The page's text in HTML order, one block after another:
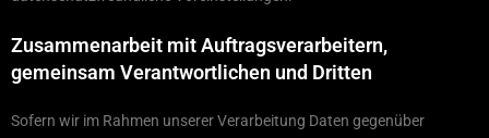
Zusammenarbeit mit Auftragsverarbeitern,
gemeinsam Verantwortlichen und Dritten
Sofern wir im Rahmen unserer Verarbeitung Daten gegenüber